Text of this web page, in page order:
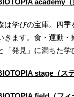
academy（
は学びの宝庫。四季
きます。食・運動・
「発見」に満ちた学
stage （ス